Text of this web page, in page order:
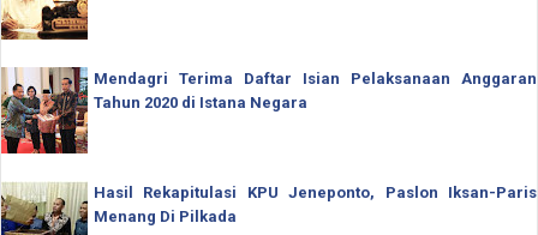
Mendagri Terima Daftar Isian Pelaksanaan Anggaran
Tahun 2020 di Istana Negara
Hasil Rekapitulasi KPU Jeneponto, Paslon Iksan-Paris
Menang Di Pilkada